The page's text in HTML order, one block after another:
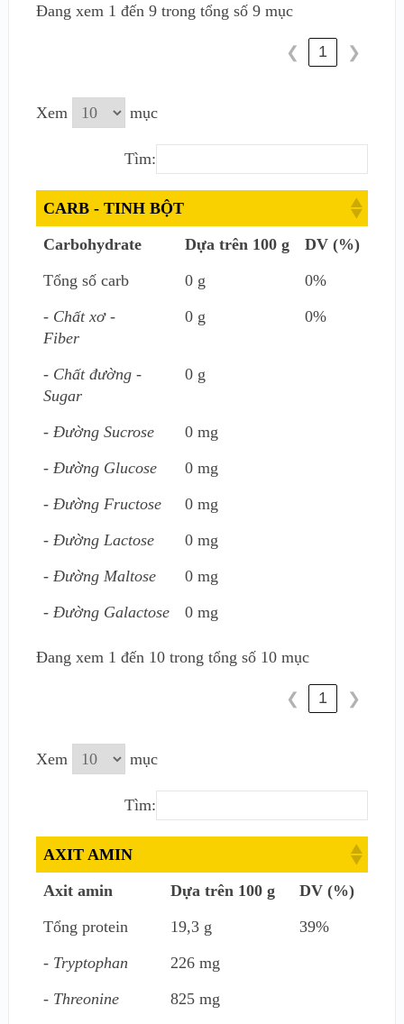
Đang xem 1 đến 9 trong tổng số 9 mục
❮ 1 ❯
Xem mục
Tìm:
CARB - TINH BỘT
Carbohydrate
Dựa trên 100 g
DV (%)
Tổng số carb
0 g
0%
- Chất xơ -
Fiber
0 g 0%
- Chất đường -
Sugar
0 g
- Đường Sucrose
0 mg
- Đường Glucose
0 mg
- Đường Fructose
0 mg
- Đường Lactose
0 mg
- Đường Maltose
0 mg
- Đường Galactose
0 mg
Đang xem 1 đến 10 trong tổng số 10 mục
❮ 1 ❯
Xem mục
Tìm:
AXIT AMIN
Axit amin
Dựa trên 100 g
DV (%)
Tổng protein
19,3 g
39%
- Tryptophan
226 mg
- Threonine
825 mg